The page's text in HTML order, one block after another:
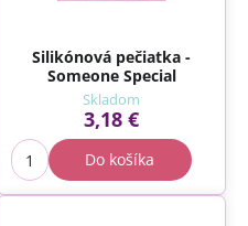
Silikónová pečiatka -
Someone Special
Skladom
3,18 €
Do košíka